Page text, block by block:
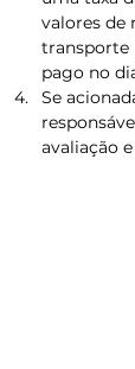
valores de
transporte
pago no
Se
avaliação